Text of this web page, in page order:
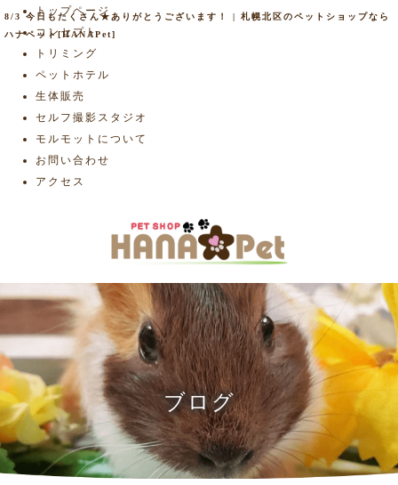
8/3 今日もたくさん★ありがとうございます！ | 札幌北区のペットショップなら
ハナペット[HANAPet]
トップページ
コンセプト
トリミング
ペットホテル
生体販売
セルフ撮影スタジオ
モルモットについて
お問い合わせ
アクセス
ブログ